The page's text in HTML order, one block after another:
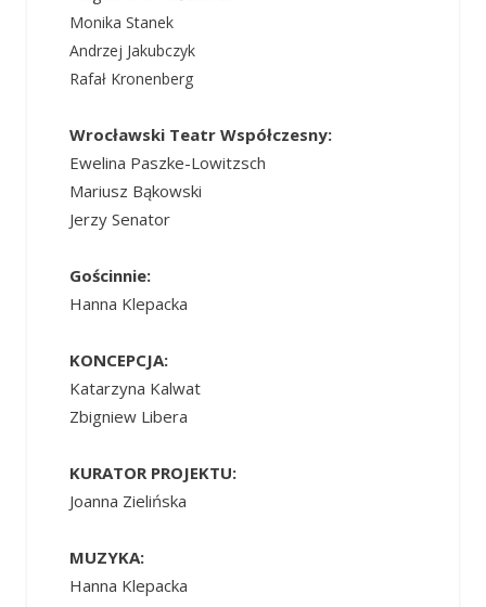
Monika Stanek
Andrzej Jakubczyk
Rafał Kronenberg
Wrocławski Teatr Współczesny:
Ewelina Paszke-Lowitzsch
Mariusz Bąkowski
Jerzy Senator
Gościnnie:
Hanna Klepacka
KONCEPCJA:
Katarzyna Kalwat
Zbigniew Libera
KURATOR PROJEKTU:
Joanna Zielińska
MUZYKA:
Hanna Klepacka